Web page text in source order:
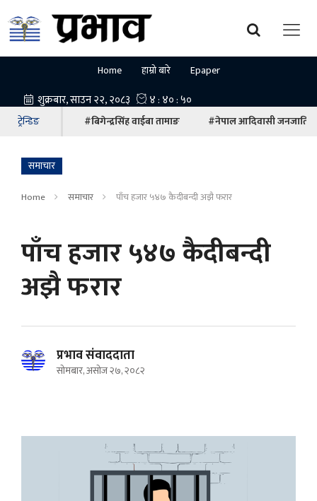
Home हाम्रो बारे Epaper
ट्रेन्डिङ #बिगेन्द्रसिंह वाईबा तामाङ #नेपाल आदिवासी जनजाति
समाचार
Home समाचार पाँच हजार ५४७ कैदीबन्दी अझै फरार
पाँच हजार ५४७ कैदीबन्दी
अझै फरार
प्रभाव संवाददाता
सोमबार, असोज २७, २०८२